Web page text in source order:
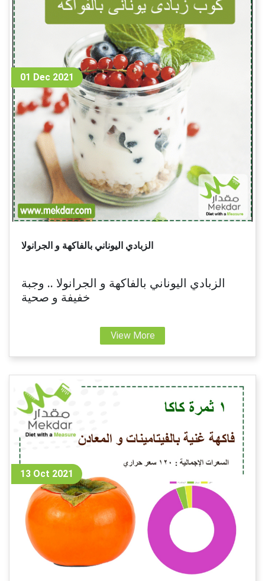
الزبادي اليوناني بالفاكهة و الجرانولا
الزبادي اليوناني بالفاكهة و الجرانولا .. وجبة
خفيفة و صحية
View More
01 Dec 2021
13 Oct 2021